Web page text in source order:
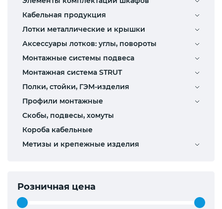
Кабельная продукция
Лотки металлические и крышки
Аксессуары лотков: углы, повороты
Монтажные системы подвеса
Монтажная система STRUT
Полки, стойки, ГЭМ-изделия
Профили монтажные
Скобы, подвесы, хомуты
Короба кабельные
Метизы и крепежные изделия
Розничная цена